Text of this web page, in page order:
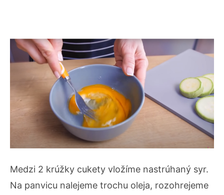
Medzi 2 krúžky cukety vložíme nastrúhaný syr.
Na panvicu nalejeme trochu oleja, rozohrejeme